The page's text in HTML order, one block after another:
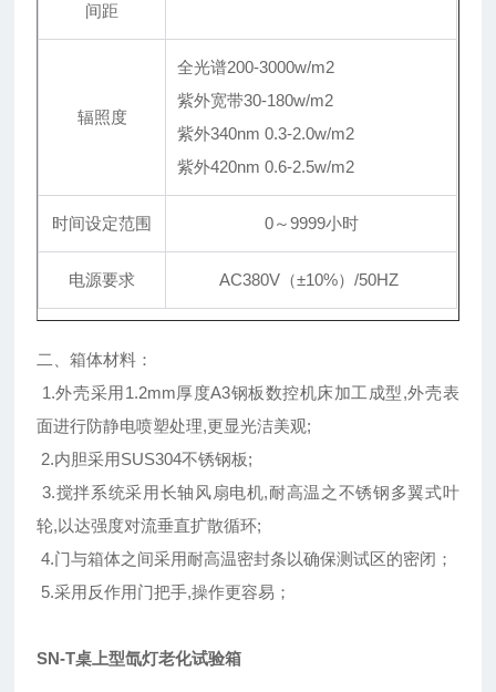
间距
辐照度
全光谱200-3000w/m2
紫外宽带30-180w/m2
紫外340nm 0.3-2.0w/m2
紫外420nm 0.6-2.5w/m2
时间设定范围 0～9999小时
电源要求 AC380V（±10%）/50HZ
二、箱体材料：
1.外壳采用1.2mm厚度A3钢板数控机床加工成型,外壳表
面进行防静电喷塑处理,更显光洁美观;
2.内胆采用SUS304不锈钢板;
3.搅拌系统采用长轴风扇电机,耐高温之不锈钢多翼式叶
轮,以达强度对流垂直扩散循环;
4.门与箱体之间采用耐高温密封条以确保测试区的密闭；
5.采用反作用门把手,操作更容易；
SN-T桌上型氙灯老化试验箱